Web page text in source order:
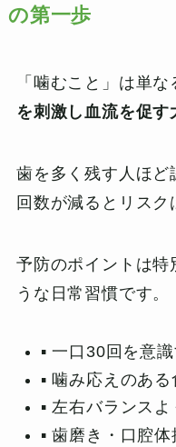
の第一歩
「噛むこと」は単
を刺激し血流を促す
歯を多く残す人ほど
回数が減るとリスク
予防のポイントは特
うな日常習慣です。
▪️ 一口30回を意
▪️ 噛み応えのあ
▪️ 左右バランスよ
▪️ 歯磨き・口腔